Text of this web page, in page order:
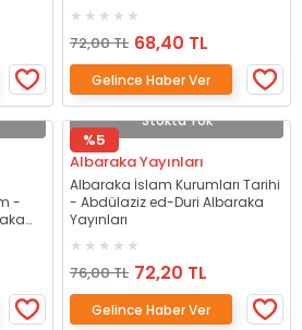
72,00 TL 68,40 TL
Gelince Haber Ver
-
Stokta Yok
%5
Albaraka Yayınları
Albaraka İslam Kurumları Tarihi
- Abdülaziz ed-Duri Albaraka
Yayınları
76,00 TL 72,20 TL
Gelince Haber Ver